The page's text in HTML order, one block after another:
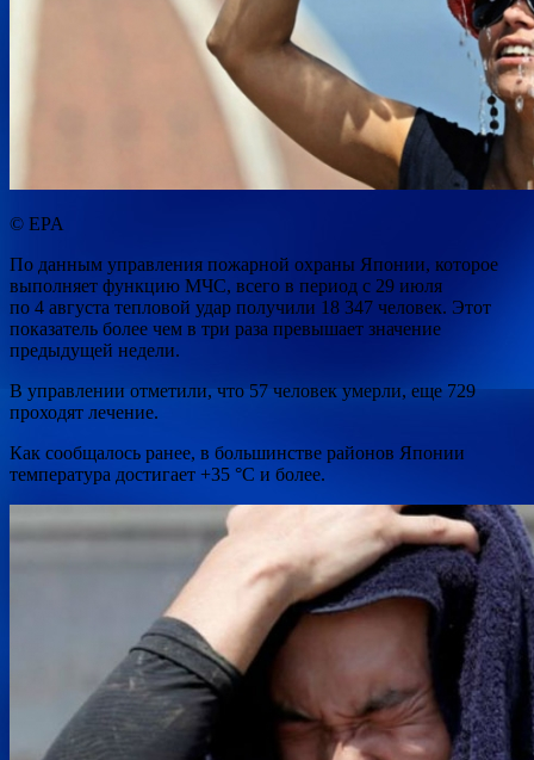
© EPA
По данным управления пожарной охраны Японии, которое
выполняет функцию МЧС, всего в период с 29 июля
по 4 августа тепловой удар получили 18 347 человек. Этот
показатель более чем в три раза превышает значение
предыдущей недели.
В управлении отметили, что 57 человек умерли, еще 729
проходят лечение.
Как сообщалось ранее, в большинстве районов Японии
температура достигает +35 °С и более.